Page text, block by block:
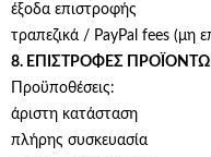
έξοδα επιστροφής
τραπεζικά / PayPal fees (μη
8. ΕΠΙΣΤΡΟΦΕΣ
Προϋποθέσεις:
άριστη κατάσταση
πλήρης συσκευασία